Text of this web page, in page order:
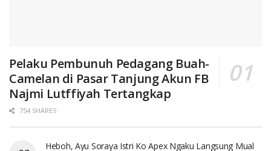
Pelaku Pembunuh Pedagang Buah-
Camelan di Pasar Tanjung Akun FB
Najmi Lutffiyah Tertangkap
754 SHARES
Heboh, Ayu Soraya Istri Ko Apex Ngaku Langsung Mual